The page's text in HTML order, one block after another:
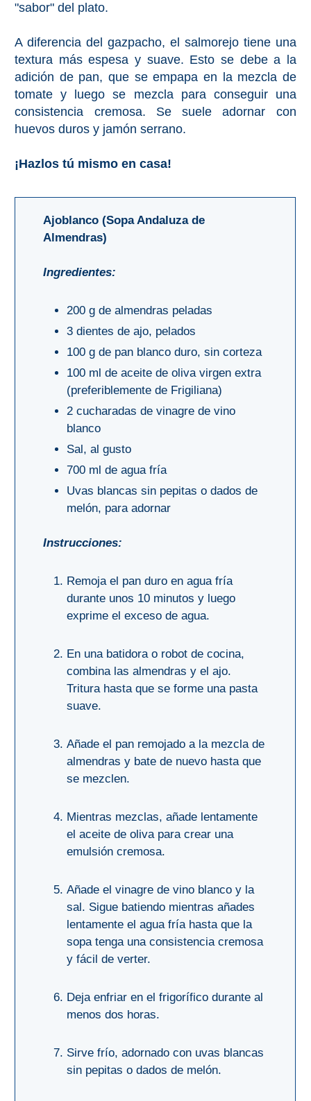
"sabor" del plato.
A diferencia del gazpacho, el salmorejo tiene una
textura más espesa y suave. Esto se debe a la
adición de pan, que se empapa en la mezcla de
tomate y luego se mezcla para conseguir una
consistencia cremosa. Se suele adornar con
huevos duros y jamón serrano.
¡Hazlos tú mismo en casa!
Ajoblanco (Sopa Andaluza de
Almendras)
Ingredientes:
200 g de almendras peladas
3 dientes de ajo, pelados
100 g de pan blanco duro, sin corteza
100 ml de aceite de oliva virgen extra
(preferiblemente de Frigiliana)
2 cucharadas de vinagre de vino
blanco
Sal, al gusto
700 ml de agua fría
Uvas blancas sin pepitas o dados de
melón, para adornar
Instrucciones:
Remoja el pan duro en agua fría
durante unos 10 minutos y luego
exprime el exceso de agua.
En una batidora o robot de cocina,
combina las almendras y el ajo.
Tritura hasta que se forme una pasta
suave.
Añade el pan remojado a la mezcla de
almendras y bate de nuevo hasta que
se mezclen.
Mientras mezclas, añade lentamente
el aceite de oliva para crear una
emulsión cremosa.
Añade el vinagre de vino blanco y la
sal. Sigue batiendo mientras añades
lentamente el agua fría hasta que la
sopa tenga una consistencia cremosa
y fácil de verter.
Deja enfriar en el frigorífico durante al
menos dos horas.
Sirve frío, adornado con uvas blancas
sin pepitas o dados de melón.